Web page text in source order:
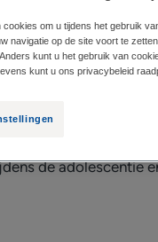
WAT
zijn
de adolescentie
cookies om u tijdens het gebruik
navigatie op de site voort te
kunt u het gebruik van
kunt u ons privacybeleid